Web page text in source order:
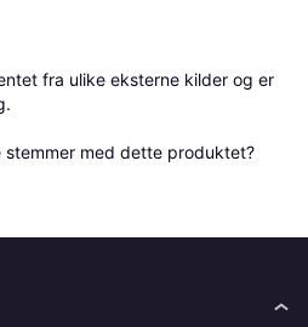
fra ulike eksterne kilder og er
med dette produktet?